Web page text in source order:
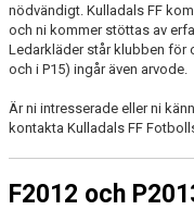
nödvändigt. Kulladals FF
och ni kommer stöttas av
Ledarkläder står klubben för
och i P15) ingår även arvode.
Är ni intresserade eller ni
kontakta Kulladals FF
F2012 och